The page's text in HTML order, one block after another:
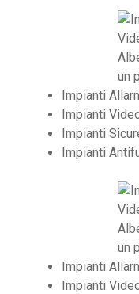
Impianti
Impianti
Impianti
Impianti
Impianti
Impianti